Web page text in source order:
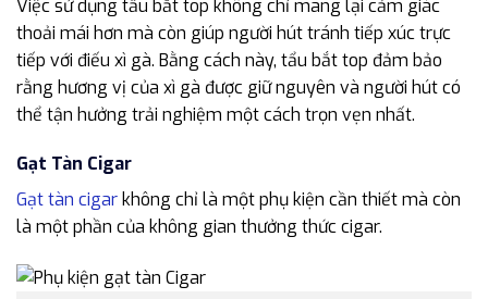
Việc sử dụng tẩu bắt top không chỉ mang lại cảm giác
thoải mái hơn mà còn giúp người hút tránh tiếp xúc trực
tiếp với điếu xì gà. Bằng cách này, tẩu bắt top đảm bảo
rằng hương vị của xì gà được giữ nguyên và người hút có
thể tận hưởng trải nghiệm một cách trọn vẹn nhất.
Gạt Tàn Cigar
Gạt tàn cigarkhông chỉ là một phụ kiện cần thiết mà còn
là một phần của không gian thưởng thức cigar.